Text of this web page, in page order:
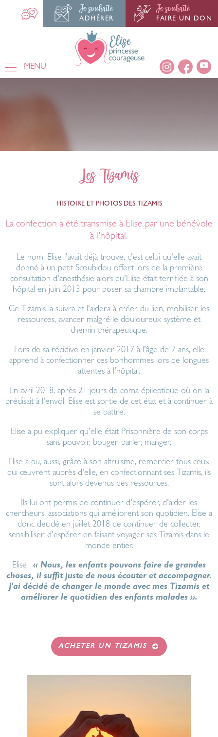
Je souhaite
ADHÉRER
Je souhaite
FAIRE UN DON
MENU
Les Tizamis
HISTOIRE ET PHOTOS DES TIZAMIS
La confection a été transmise à Elise par une bénévole
à l'hôpital.
Le nom, Elise l'avait déjà trouvé, c'est celui qu'elle avait
donné à un petit Scoubidou offert lors de la première
consultation d'anesthésie alors qu'Elise était terrifiée à son
hôpital en juin 2013 pour poser sa chambre implantable.
Ce Tizamis la suivra et l'aidera à créer du lien, mobiliser les
ressources, avancer malgré le douloureux système et
chemin thérapeutique.
Lors de sa récidive en janvier 2017 à l'âge de 7 ans, elle
apprend à confectionner ces bonhommes lors de longues
attentes à l'hôpital.
En avril 2018, après 21 jours de coma épileptique où on la
prédisait à l'envol, Elise est sortie de cet état et à continuer à
se battre.
Elise a pu expliquer qu'elle était Prisonnière de son corps
sans pouvoir, bouger, parler, manger.
Elise a pu, aussi, grâce à son altruisme, remercier tous ceux
qui œuvrent auprès d'elle, en confectionnant ses Tizamis, ils
sont alors devenus des ressources.
Ils lui ont permis de continuer d'espérer, d'aider les
chercheurs, associations qui améliorent son quotidien. Elise a
donc décidé en juillet 2018 de continuer de collecter,
sensibiliser, d'espérer en faisant voyager ses Tizamis dans le
monde entier.
Elise : « Nous, les enfants pouvons faire de grandes
choses, il suffit juste de nous écouter et accompagner.
J'ai décidé de changer le monde avec mes Tizamis et
améliorer le quotidien des enfants malades ».
ACHETER UN TIZAMIS